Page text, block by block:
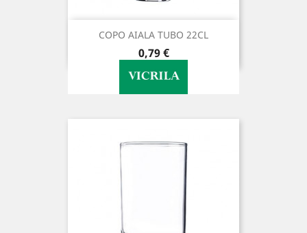
COPO AIALA TUBO 22CL
Preço
0,79 €